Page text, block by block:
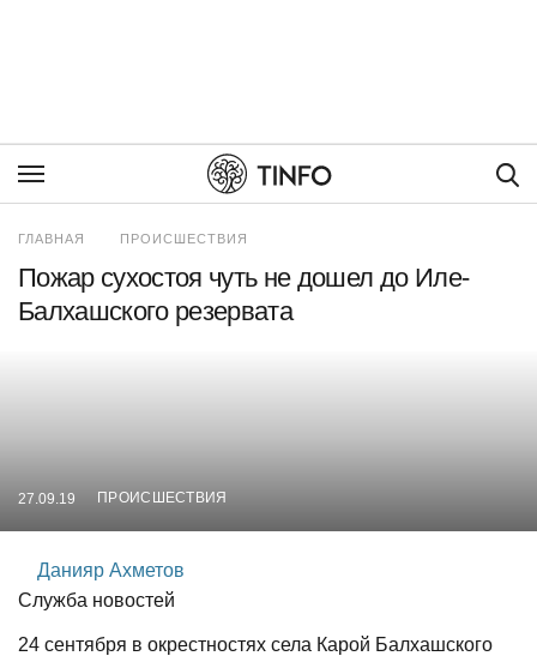
ГЛАВНАЯ ПРОИСШЕСТВИЯ
Пожар сухостоя чуть не дошел до Иле-
Балхашского резервата
27.09.19 ПРОИСШЕСТВИЯ
Данияр Ахметов
Служба новостей
24 сентября в окрестностях села Карой Балхашского